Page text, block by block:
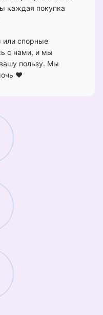
каждая покупка
или спорные
с нами, и мы
пользу. Мы
❤️